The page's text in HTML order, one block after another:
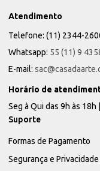
Atendimento
Telefone: (11) 2344-
Whatsapp: 55 (11) 9
E-mail:
Horário de
Seg à Qui das 9h às 18h
Suporte
Formas de Pagamento
Segurança e Privacidade